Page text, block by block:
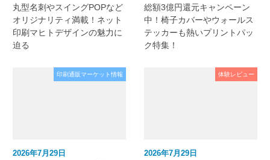
丸型名刺やスイングPOPなど
オリジナリティ満載！ネット
印刷マヒトデザインの魅力に
迫る
総額3億円還元キャンペーン
中！椅子カバーやウォールス
テッカーも熱いプリントパッ
ク特集！
印刷通販マーケット情報
2026年7月29日
体験レビュー
2026年7月29日